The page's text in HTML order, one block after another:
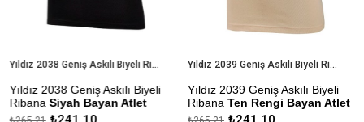
Yıldız 2038 Geniş Askılı Biyeli Ribana Siyah Bayan Atlet
Yıldız 2038 Geniş Askılı Biyeli
RibanaSiyah Bayan Atlet
Yıldız 2039 Geniş Askılı Biyeli Ribana Ten Rengi Bayan Atlet
Yıldız 2039 Geniş Askılı Biyeli
RibanaTen Rengi Bayan Atlet